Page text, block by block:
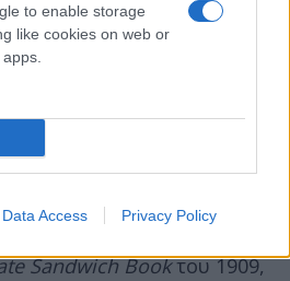
to enable storage
like cookies on web or
Data Access Privacy Policy
σνακ, οπότε γιατί να
βουτυρωμένο τοστ
αποτέλεσμα; Αυτό
Sandwich Bookτου 1909,